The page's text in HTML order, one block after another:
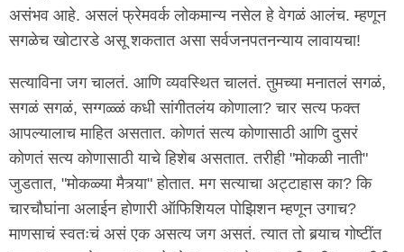
असंभव आहे. असलं फ्रेमवर्क लोकमान्य नसेल हे वेगळं आलंच. म्हणून
सगळेच खोटारडे असू शकतात असा सर्वजनपतनन्याय लावायचा!
सत्याविना जग चालतं. आणि व्यवस्थित चालतं. तुमच्या मनातलं सगळं,
सगळं सगळं, सग्गळ्ळं कधी सांगीतलंय कोणाला? चार सत्य फक्त
आपल्यालाच माहित असतात. कोणतं सत्य कोणासाठी आणि दुसरं
कोणतं सत्य कोणासाठी याचे हिशेब असतात. तरीही "मोकळी नाती"
जुडतात, "मोकळ्या मैत्र्या" होतात. मग सत्याचा अट्टाहास का? कि
चारचौघांना अलाईन होणारी ऑफिशियल पोझिशन म्हणून उगाच?
माणसाचं स्वतःचं असं एक असत्य जग असतं. त्यात तो बर्‍याच गोष्टींत